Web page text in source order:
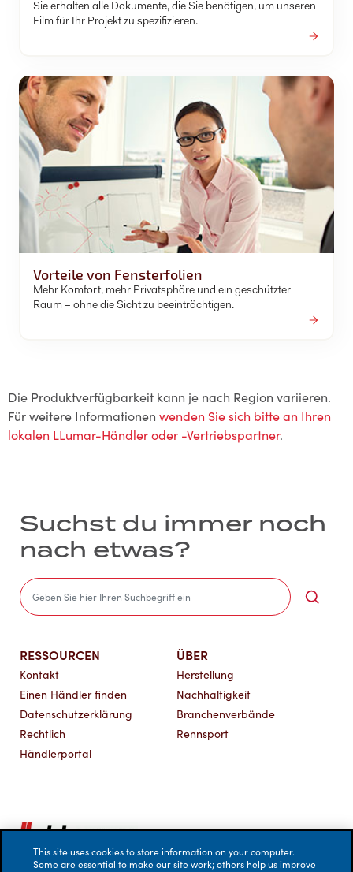
Sie erhalten alle Dokumente, die Sie benötigen, um unseren
Film für Ihr Projekt zu spezifizieren.
Vorteile von Fensterfolien
Mehr Komfort, mehr Privatsphäre und ein geschützter
Raum – ohne die Sicht zu beeinträchtigen.
Die Produktverfügbarkeit kann je nach Region variieren.
Für weitere Informationen wenden Sie sich bitte an Ihren
lokalen LLumar-Händler oder -Vertriebspartner.
Suchst du immer noch
nach etwas?
RESSOURCEN
Kontakt
Einen Händler finden
Datenschutzerklärung
Rechtlich
Händlerportal
ÜBER
Herstellung
Nachhaltigkeit
Branchenverbände
Rennsport
This site uses cookies to store information on your computer.
Some are essential to make our site work; others help us improve